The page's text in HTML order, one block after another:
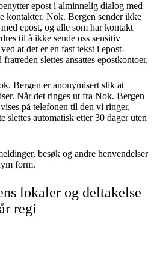
epost i alminnelig dialog med
kontakter. Nok. Bergen sender ikke
epost, og alle som har kontakt
til å ikke sende oss sensitiv
at det er en fast tekst i epost-
slettes ansattes epostkontoer.
Bergen er anonymisert slik at
Når det ringes ut fra Nok. Bergen
på telefonen til den vi ringer.
slettes automatisk etter 30 dager uten
besøk og andre henvendelser
form.
lokaler og deltakelse
regi